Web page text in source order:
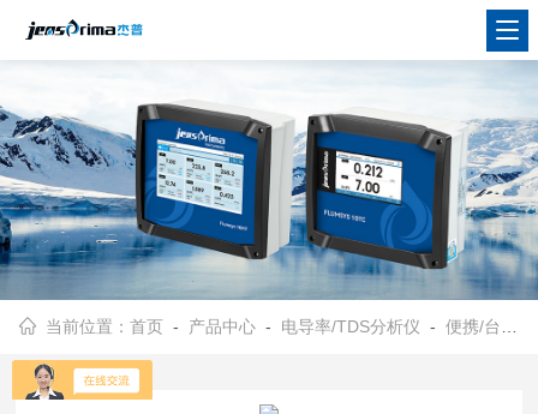
当前位置：首页 - 产品中心 - 电导率/TDS分析仪 -便携/台式电导率分析仪